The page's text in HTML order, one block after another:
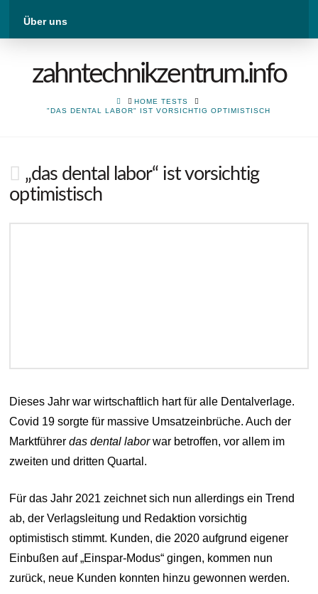
Über uns
zahntechnikzentrum.info
HOMEHOME TESTS
"DAS DENTAL LABOR" IST VORSICHTIG OPTIMISTISCH
„das dental labor“ ist vorsichtig
optimistisch
Dieses Jahr war wirtschaftlich hart für alle Dentalverlage.
Covid 19 sorgte für massive Umsatzeinbrüche. Auch der
Marktführerdas dental laborwar betroffen, vor allem im
zweiten und dritten Quartal.
Für das Jahr 2021 zeichnet sich nun allerdings ein Trend
ab, der Verlagsleitung und Redaktion vorsichtig
optimistisch stimmt. Kunden, die 2020 aufgrund eigener
Einbußen auf „Einspar-Modus“ gingen, kommen nun
zurück, neue Kunden konnten hinzu gewonnen werden.